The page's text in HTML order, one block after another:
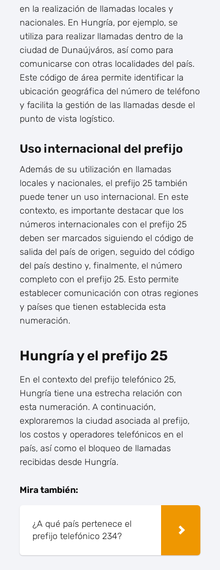
en la realización de llamadas locales y
nacionales. En Hungría, por ejemplo, se
utiliza para realizar llamadas dentro de la
ciudad de Dunaújváros, así como para
comunicarse con otras localidades del país.
Este código de área permite identificar la
ubicación geográfica del número de teléfono
y facilita la gestión de las llamadas desde el
punto de vista logístico.
Uso internacional del prefijo
Además de su utilización en llamadas
locales y nacionales, el prefijo 25 también
puede tener un uso internacional. En este
contexto, es importante destacar que los
números internacionales con el prefijo 25
deben ser marcados siguiendo el código de
salida del país de origen, seguido del código
del país destino y, finalmente, el número
completo con el prefijo 25. Esto permite
establecer comunicación con otras regiones
y países que tienen establecida esta
numeración.
Hungría y el prefijo 25
En el contexto del prefijo telefónico 25,
Hungría tiene una estrecha relación con
esta numeración. A continuación,
exploraremos la ciudad asociada al prefijo,
los costos y operadores telefónicos en el
país, así como el bloqueo de llamadas
recibidas desde Hungría.
Mira también:
¿A qué país pertenece el
prefijo telefónico 234?